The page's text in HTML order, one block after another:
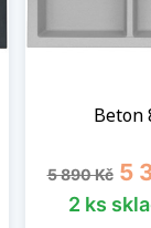
Beton
Běžná cena
5 890 Kč 5
2 ks